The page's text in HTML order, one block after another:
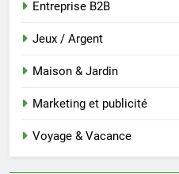
Entreprise B2B
Jeux / Argent
Maison & Jardin
Marketing et publicité
Voyage & Vacance